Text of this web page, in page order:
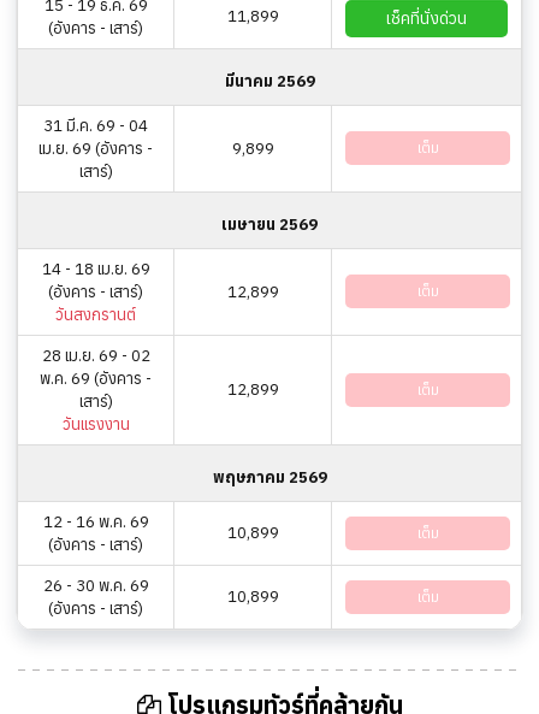
15 - 19 ธ.ค. 69
(อังคาร - เสาร์)
11,899 เช็คที่นั่งด่วน
มีนาคม 2569
31 มี.ค. 69 - 04
เม.ย. 69 (อังคาร -
เสาร์)
9,899 เต็ม
เมษายน 2569
14 - 18 เม.ย. 69
(อังคาร - เสาร์)
วันสงกรานต์
12,899 เต็ม
28 เม.ย. 69 - 02
พ.ค. 69 (อังคาร -
เสาร์)
วันแรงงาน
12,899 เต็ม
พฤษภาคม 2569
12 - 16 พ.ค. 69
(อังคาร - เสาร์)
10,899 เต็ม
26 - 30 พ.ค. 69
(อังคาร - เสาร์)
10,899 เต็ม
โปรแกรมทัวร์ที่คล้ายกัน